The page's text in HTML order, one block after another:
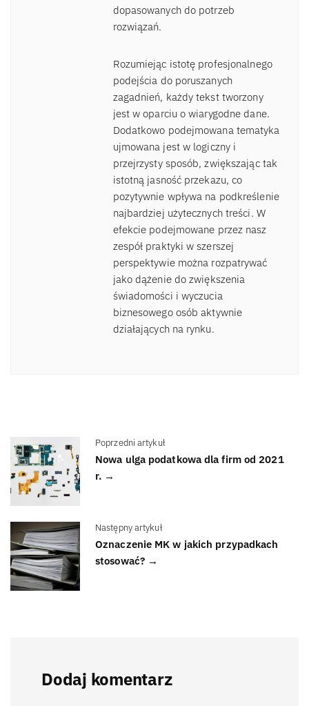
dopasowanych do potrzeb
rozwiązań.
Rozumiejąc istotę profesjonalnego
podejścia do poruszanych
zagadnień, każdy tekst tworzony
jest w oparciu o wiarygodne dane.
Dodatkowo podejmowana tematyka
ujmowana jest w logiczny i
przejrzysty sposób, zwiększając tak
istotną jasność przekazu, co
pozytywnie wpływa na podkreślenie
najbardziej użytecznych treści. W
efekcie podejmowane przez nasz
zespół praktyki w szerszej
perspektywie można rozpatrywać
jako dążenie do zwiększenia
świadomości i wyczucia
biznesowego osób aktywnie
działających na rynku.
Poprzedni artykuł
Nowa ulga podatkowa dla firm od 2021
r. →
Następny artykuł
Oznaczenie MK w jakich przypadkach
stosować? →
Dodaj komentarz